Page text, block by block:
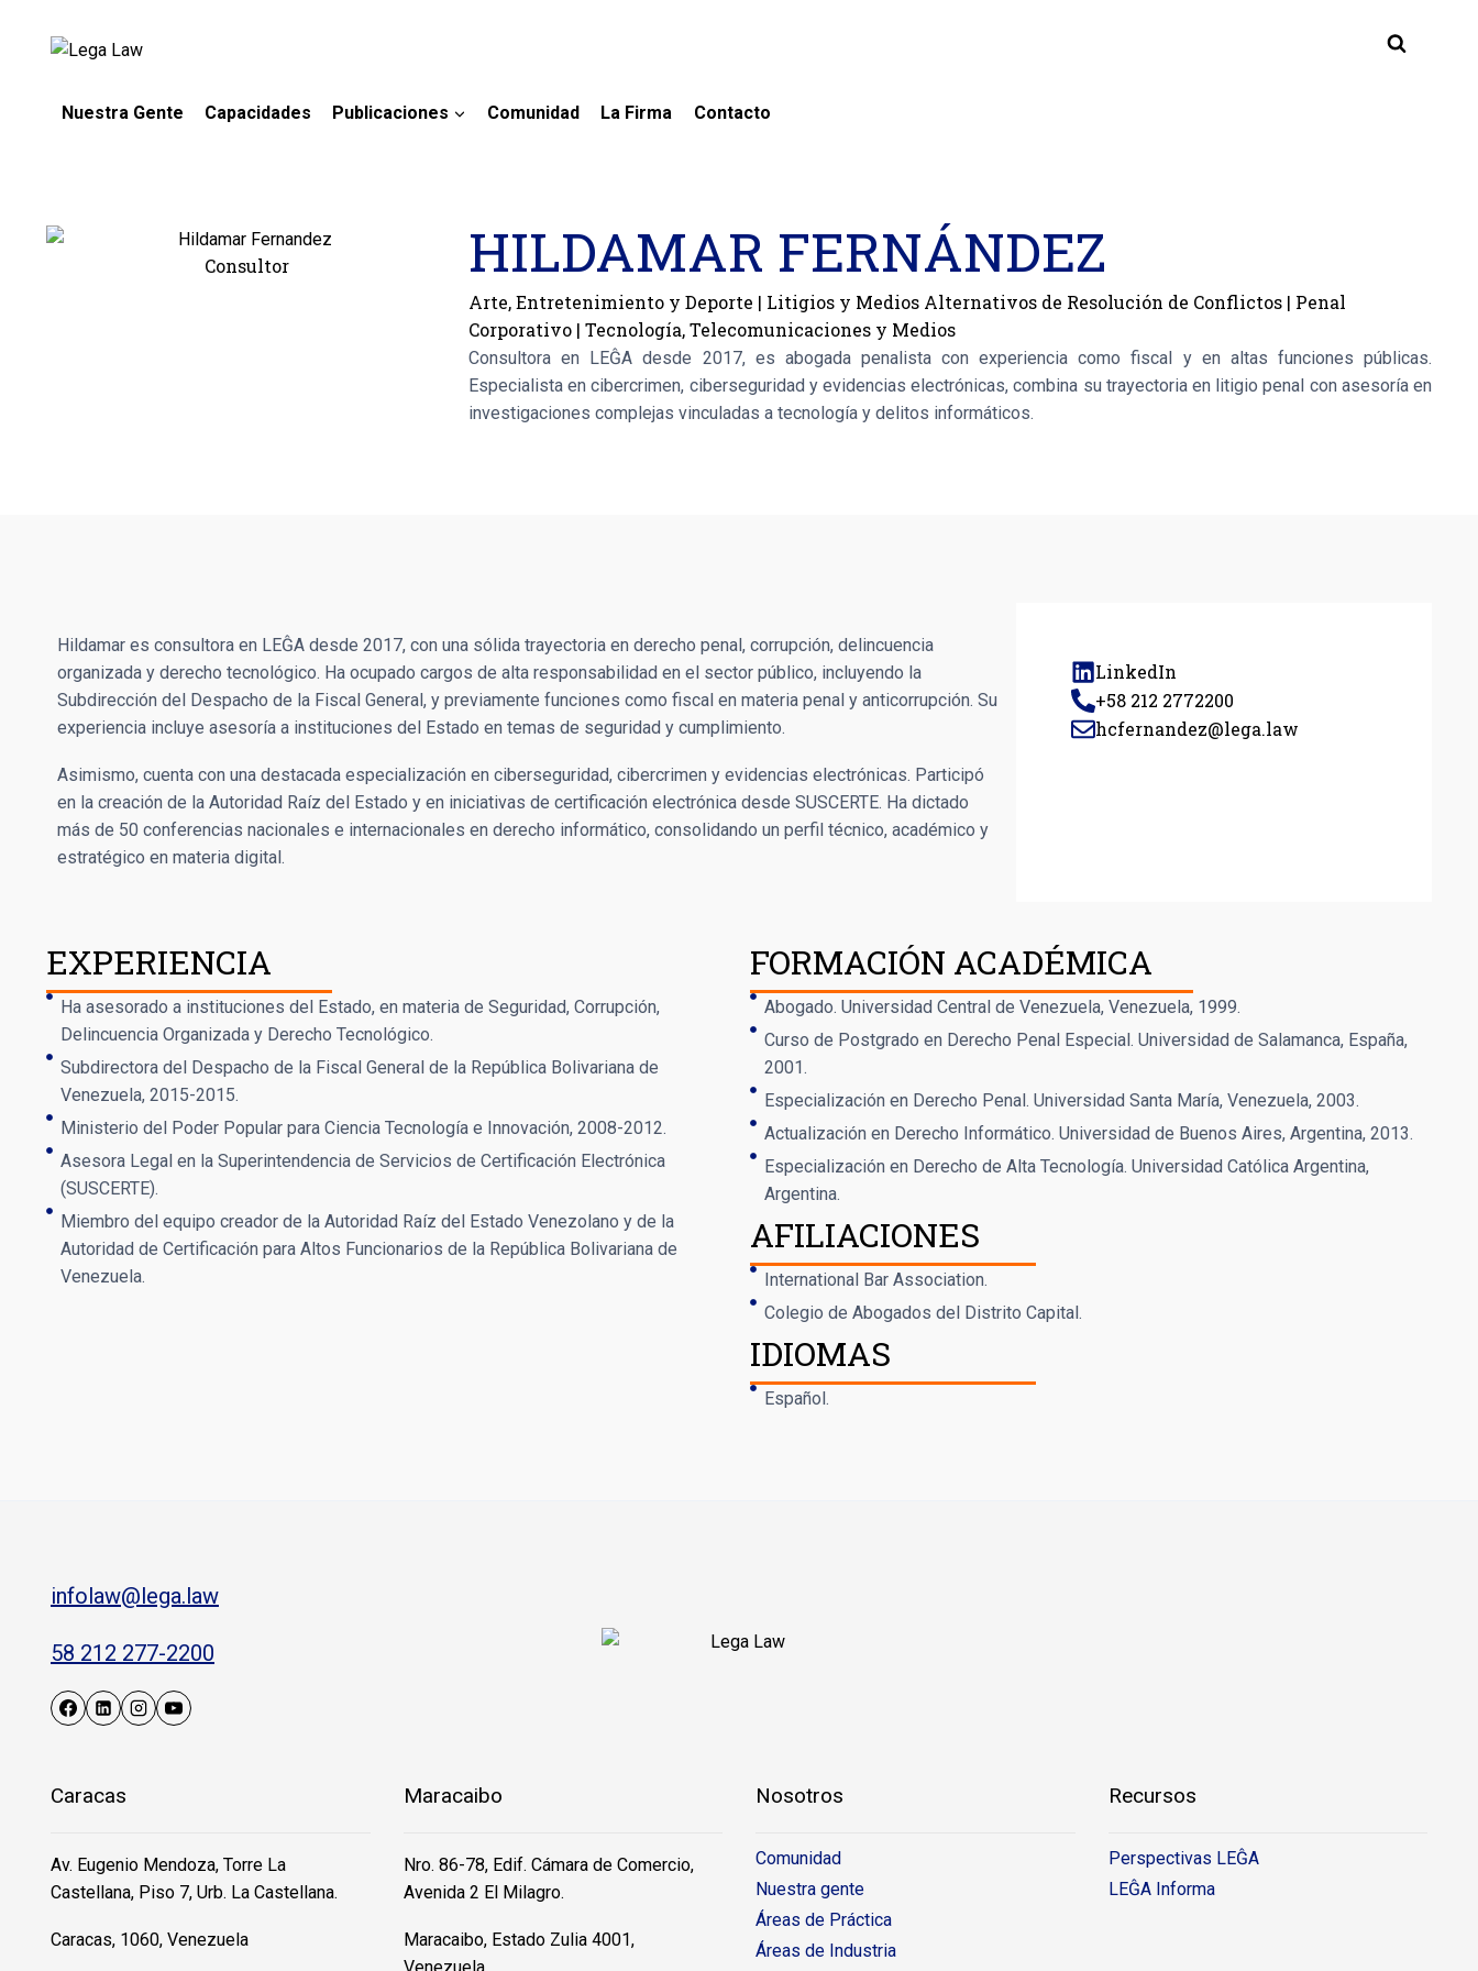
Nuestra Gente Capacidades Publicaciones Comunidad La Firma Contacto
Consultor HILDAMAR FERNÁNDEZ
Arte, Entretenimiento y Deporte | Litigios y Medios Alternativos de Resolución de Conflictos | Penal
Corporativo | Tecnología, Telecomunicaciones y Medios
Consultora en LEĜA desde 2017, es abogada penalista con experiencia como fiscal y en altas funciones públicas.
Especialista en cibercrimen, ciberseguridad y evidencias electrónicas, combina su trayectoria en litigio penal con asesoría en
investigaciones complejas vinculadas a tecnología y delitos informáticos.
Hildamar es consultora en LEĜA desde 2017, con una sólida trayectoria en derecho penal, corrupción, delincuencia
organizada y derecho tecnológico. Ha ocupado cargos de alta responsabilidad en el sector público, incluyendo la
Subdirección del Despacho de la Fiscal General, y previamente funciones como fiscal en materia penal y anticorrupción. Su
experiencia incluye asesoría a instituciones del Estado en temas de seguridad y cumplimiento.
Asimismo, cuenta con una destacada especialización en ciberseguridad, cibercrimen y evidencias electrónicas. Participó
en la creación de la Autoridad Raíz del Estado y en iniciativas de certificación electrónica desde SUSCERTE. Ha dictado
más de 50 conferencias nacionales e internacionales en derecho informático, consolidando un perfil técnico, académico y
estratégico en materia digital.
LinkedIn
+58 212 2772200
hcfernandez@lega.law
EXPERIENCIA
Ha asesorado a instituciones del Estado, en materia de Seguridad, Corrupción,
Delincuencia Organizada y Derecho Tecnológico.
Subdirectora del Despacho de la Fiscal General de la República Bolivariana de
Venezuela, 2015-2015.
Ministerio del Poder Popular para Ciencia Tecnología e Innovación, 2008-2012.
Asesora Legal en la Superintendencia de Servicios de Certificación Electrónica
(SUSCERTE).
Miembro del equipo creador de la Autoridad Raíz del Estado Venezolano y de la
Autoridad de Certificación para Altos Funcionarios de la República Bolivariana de
Venezuela.
FORMACIÓN ACADÉMICA
Abogado. Universidad Central de Venezuela, Venezuela, 1999.
Curso de Postgrado en Derecho Penal Especial. Universidad de Salamanca, España,
2001.
Especialización en Derecho Penal. Universidad Santa María, Venezuela, 2003.
Actualización en Derecho Informático. Universidad de Buenos Aires, Argentina, 2013.
Especialización en Derecho de Alta Tecnología. Universidad Católica Argentina,
Argentina.
AFILIACIONES
International Bar Association.
Colegio de Abogados del Distrito Capital.
IDIOMAS
Español.
infolaw@lega.law
58 212 277-2200
Caracas
Av. Eugenio Mendoza, Torre La
Castellana, Piso 7, Urb. La Castellana.
Caracas, 1060, Venezuela
Maracaibo
Nro. 86-78, Edif. Cámara de Comercio,
Avenida 2 El Milagro.
Maracaibo, Estado Zulia 4001,
Nosotros
Comunidad
Nuestra gente
Áreas de Práctica
Áreas de Industria
Recursos
Perspectivas LEĜA
LEĜA Informa